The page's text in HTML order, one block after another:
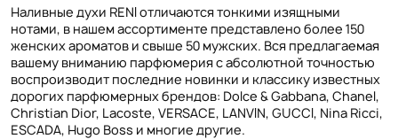
Наливные духи RENI отличаются тонкими изящными
нотами, в нашем ассортименте представлено более 150
женских ароматов и свыше 50 мужских. Вся предлагаемая
вашему вниманию парфюмерия с абсолютной точностью
воспроизводит последние новинки и классику известных
дорогих парфюмерных брендов: Dolce & Gabbana, Chanel,
Christian Dior, Lacoste, VERSACE, LANVIN, GUCCI, Nina Ricci,
ESCADA, Hugo Boss и многие другие.